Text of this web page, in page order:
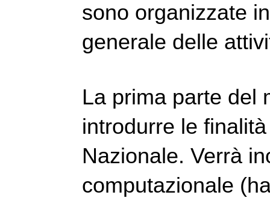
sono organizzate
generale delle
La prima parte del
introdurre le
Nazionale. Verrà
computazionale